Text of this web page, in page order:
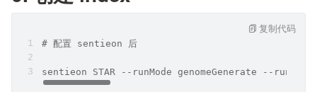
# 配置 sentieon 后
sentieon STAR --runMode genomeGenerate --
复制代码